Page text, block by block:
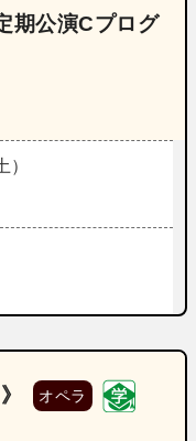
公演Cプログ
オペラ